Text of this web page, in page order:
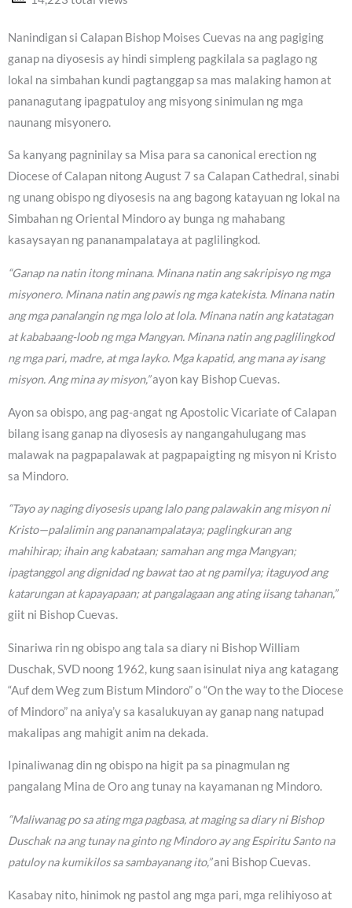
Nanindigan si Calapan Bishop Moises Cuevas na ang pagiging
ganap na diyosesis ay hindi simpleng pagkilala sa paglago ng
lokal na simbahan kundi pagtanggap sa mas malaking hamon at
pananagutang ipagpatuloy ang misyong sinimulan ng mga
naunang misyonero.
Sa kanyang pagninilay sa Misa para sa canonical erection ng
Diocese of Calapan nitong August 7 sa Calapan Cathedral, sinabi
ng unang obispo ng diyosesis na ang bagong katayuan ng lokal na
Simbahan ng Oriental Mindoro ay bunga ng mahabang
kasaysayan ng pananampalataya at paglilingkod.
“Ganap na natin itong minana. Minana natin ang sakripisyo ng mga
misyonero. Minana natin ang pawis ng mga katekista. Minana natin
ang mga panalangin ng mga lolo at lola. Minana natin ang katatagan
at kababaang-loob ng mga Mangyan. Minana natin ang paglilingkod
ng mga pari, madre, at mga layko. Mga kapatid, ang mana ay isang
misyon. Ang mina ay misyon,”ayon kay Bishop Cuevas.
Ayon sa obispo, ang pag-angat ng Apostolic Vicariate of Calapan
bilang isang ganap na diyosesis ay nangangahulugang mas
malawak na pagpapalawak at pagpapaigting ng misyon ni Kristo
sa Mindoro.
“Tayo ay naging diyosesis upang lalo pang palawakin ang misyon ni
Kristo—palalimin ang pananampalataya; paglingkuran ang
mahihirap; ihain ang kabataan; samahan ang mga Mangyan;
ipagtanggol ang dignidad ng bawat tao at ng pamilya; itaguyod ang
katarungan at kapayapaan; at pangalagaan ang ating iisang tahanan,”
giit ni Bishop Cuevas.
Sinariwa rin ng obispo ang tala sa diary ni Bishop William
Duschak, SVD noong 1962, kung saan isinulat niya ang katagang
“Auf dem Weg zum Bistum Mindoro” o “On the way to the Diocese
of Mindoro” na aniya’y sa kasalukuyan ay ganap nang natupad
makalipas ang mahigit anim na dekada.
Ipinaliwanag din ng obispo na higit pa sa pinagmulan ng
pangalang Mina de Oro ang tunay na kayamanan ng Mindoro.
“Maliwanag po sa ating mga pagbasa, at maging sa diary ni Bishop
Duschak na ang tunay na ginto ng Mindoro ay ang Espiritu Santo na
patuloy na kumikilos sa sambayanang ito,”ani Bishop Cuevas.
Kasabay nito, hinimok ng pastol ang mga pari, mga relihiyoso at